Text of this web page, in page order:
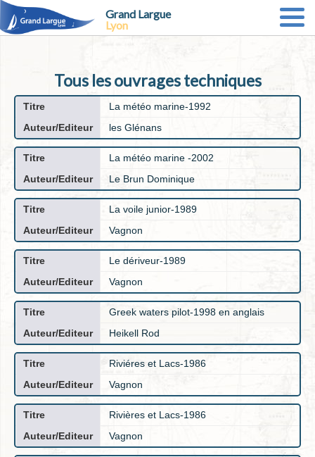
Grand Largue
Lyon
Tous les ouvrages techniques
La météo marine-1992
les Glénans
La météo marine -2002
Le Brun Dominique
La voile junior-1989
Vagnon
Le dériveur-1989
Vagnon
Greek waters pilot-1998 en anglais
Heikell Rod
Riviéres et Lacs-1986
Vagnon
Rivières et Lacs-1986
Vagnon